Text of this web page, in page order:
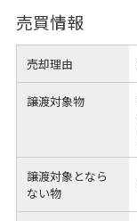
売買情報
売却理由
譲渡対象物
譲渡対象となら
ない物